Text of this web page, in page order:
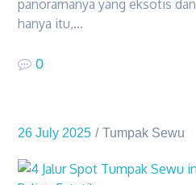
panoramanya yang eksotis
hanya itu,…
0
26 July 2025 Tumpak Sewu